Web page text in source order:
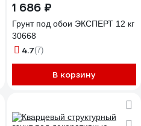
1 686 ₽
Грунт под обои ЭКСПЕРТ 12 кг
30668
4.7(7)
В корзину